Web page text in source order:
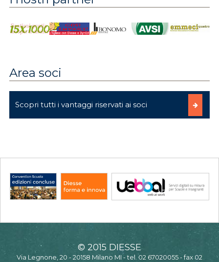
Area soci
Scopri tutti i vantaggi riservati ai soci
© 2015 DIESSE
Via Legnone, 20 - 20158 Milano MI - tel. 02 67020055 - fax 02